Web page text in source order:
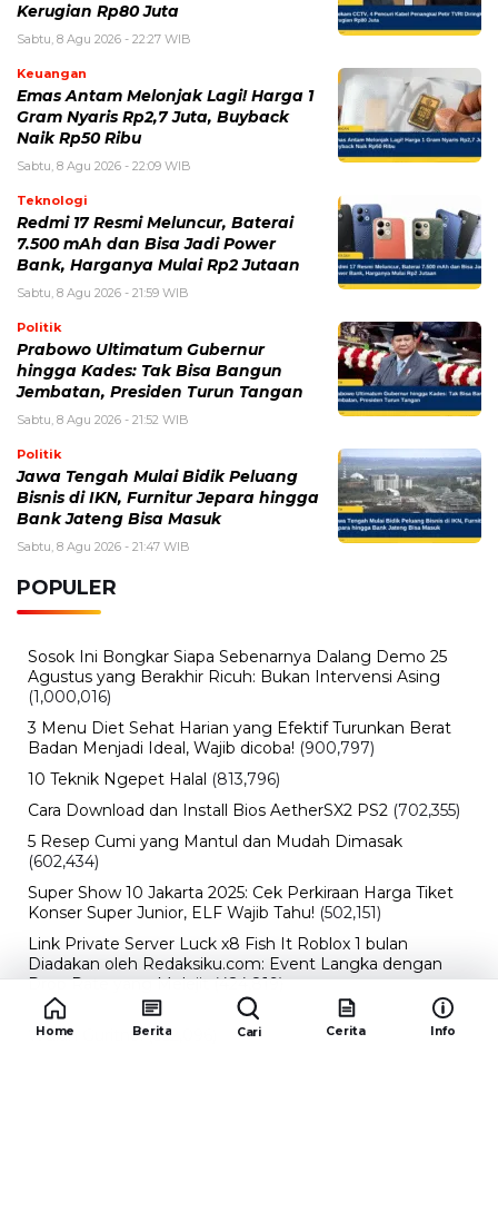
Kerugian Rp80 Juta
Sabtu, 8 Agu 2026 - 22:27 WIB
Keuangan
Emas Antam Melonjak Lagi! Harga 1
Gram Nyaris Rp2,7 Juta, Buyback
Naik Rp50 Ribu
Sabtu, 8 Agu 2026 - 22:09 WIB
Teknologi
Redmi 17 Resmi Meluncur, Baterai
7.500 mAh dan Bisa Jadi Power
Bank, Harganya Mulai Rp2 Jutaan
Sabtu, 8 Agu 2026 - 21:59 WIB
Politik
Prabowo Ultimatum Gubernur
hingga Kades: Tak Bisa Bangun
Jembatan, Presiden Turun Tangan
Sabtu, 8 Agu 2026 - 21:52 WIB
Politik
Jawa Tengah Mulai Bidik Peluang
Bisnis di IKN, Furnitur Jepara hingga
Bank Jateng Bisa Masuk
Sabtu, 8 Agu 2026 - 21:47 WIB
POPULER
Sosok Ini Bongkar Siapa Sebenarnya Dalang Demo 25
Agustus yang Berakhir Ricuh: Bukan Intervensi Asing
(1,000,016)
3 Menu Diet Sehat Harian yang Efektif Turunkan Berat
Badan Menjadi Ideal, Wajib dicoba! (900,797)
10 Teknik Ngepet Halal (813,796)
Cara Download dan Install Bios AetherSX2 PS2 (702,355)
5 Resep Cumi yang Mantul dan Mudah Dimasak
(602,434)
Super Show 10 Jakarta 2025: Cek Perkiraan Harga Tiket
Konser Super Junior, ELF Wajib Tahu! (502,151)
Link Private Server Luck x8 Fish It Roblox 1 bulan
Diadakan oleh Redaksiku.com: Event Langka dengan
Drop Rate yang Melejit (424,819)
10 Film Indonesia Tayang November 2024, Ada Film
Wulan Guritno! (352,096)
Home Berita Cari Cerita Info